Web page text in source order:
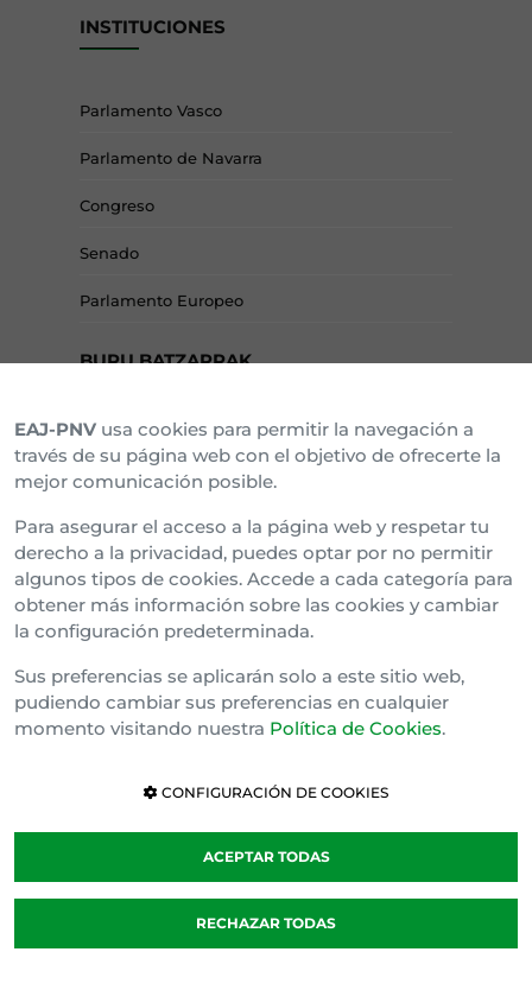
INSTITUCIONES
Parlamento Vasco
Parlamento de Navarra
Congreso
Senado
Parlamento Europeo
BURU BATZARRAK
Araba Buru Batzar
Bizkai Buru Batzar
Gipuzko Buru Batzar
Ipar Buru Batzar
Napar Buru Batzar
EAJ-PNV usa cookies para permitir la navegación a
través de su página web con el objetivo de ofrecerte la
mejor comunicación posible.
Para asegurar el acceso a la página web y respetar tu
derecho a la privacidad, puedes optar por no permitir
algunos tipos de cookies. Accede a cada categoría para
obtener más información sobre las cookies y cambiar
la configuración predeterminada.
Sus preferencias se aplicarán solo a este sitio web,
pudiendo cambiar sus preferencias en cualquier
momento visitando nuestra Política de Cookies.
CONFIGURACIÓN DE COOKIES
ACEPTAR TODAS
RECHAZAR TODAS